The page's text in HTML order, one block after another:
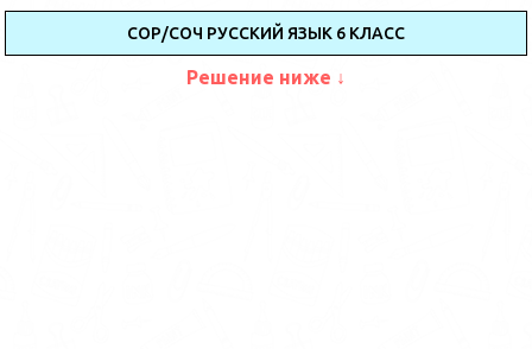
СОР/СОЧ РУССКИЙ ЯЗЫК 6 КЛАСС
Решение ниже ↓